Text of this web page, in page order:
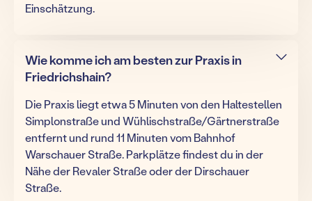
Einschätzung.
Wie komme ich am besten zur Praxis in
Friedrichshain?
Die Praxis liegt etwa 5 Minuten von den Haltestellen
Simplonstraße und Wühlischstraße/Gärtnerstraße
entfernt und rund 11 Minuten vom Bahnhof
Warschauer Straße. Parkplätze findest du in der
Nähe der Revaler Straße oder der Dirschauer
Straße.